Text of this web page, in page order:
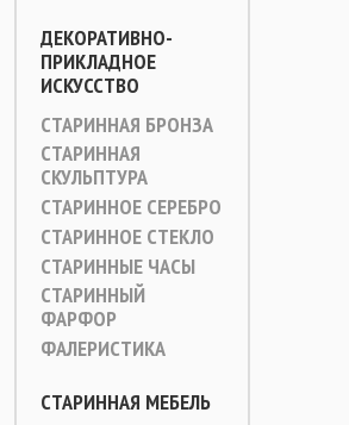
ДЕКОРАТИВНО-
ПРИКЛАДНОЕ
ИСКУССТВО
СТАРИННАЯ БРОНЗА
СТАРИННАЯ
СКУЛЬПТУРА
СТАРИННОЕ СЕРЕБРО
СТАРИННОЕ СТЕКЛО
СТАРИННЫЕ ЧАСЫ
СТАРИННЫЙ
ФАРФОР
ФАЛЕРИСТИКА
СТАРИННАЯ МЕБЕЛЬ